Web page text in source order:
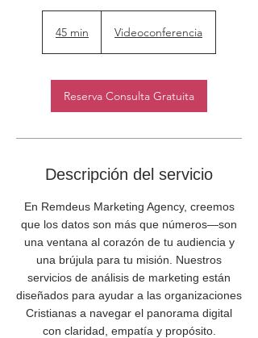
45 min
m
i
n
Videoconferencia
Reserva Consulta Gratuita
Descripción del servicio
En Remdeus Marketing Agency, creemos
que los datos son más que números—son
una ventana al corazón de tu audiencia y
una brújula para tu misión. Nuestros
servicios de análisis de marketing están
diseñados para ayudar a las organizaciones
Cristianas a navegar el panorama digital
con claridad, empatía y propósito.